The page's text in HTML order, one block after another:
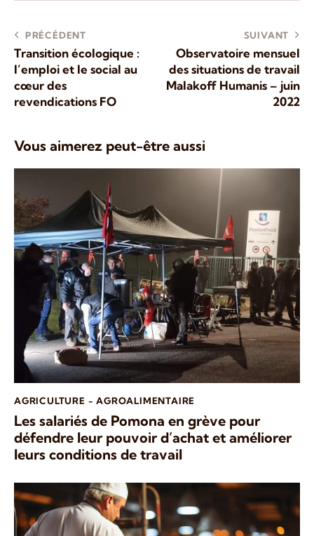
PRÉCÉDENT
Transition écologique :
l’emploi et le social au
cœur des
revendications FO
SUIVANT
Observatoire mensuel
des situations de travail
Malakoff Humanis – juin
2022
Vous aimerez peut-être aussi
AGRICULTURE - AGROALIMENTAIRE
Les salariés de Pomona en grève pour
défendre leur pouvoir d’achat et améliorer
leurs conditions de travail